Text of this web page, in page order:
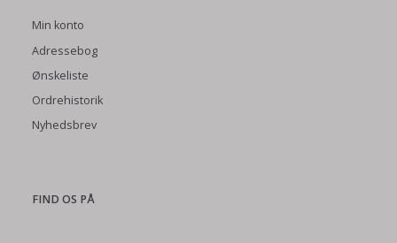
Min konto
Adressebog
Ønskeliste
Ordrehistorik
Nyhedsbrev
FIND OS PÅ